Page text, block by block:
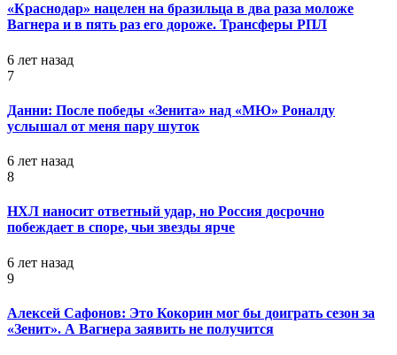
«Краснодар» нацелен на бразильца в два раза моложе
Вагнера и в пять раз его дороже. Трансферы РПЛ
6 лет назад
7
Данни: После победы «Зенита» над «МЮ» Роналду
услышал от меня пару шуток
6 лет назад
8
НХЛ наносит ответный удар, но Россия досрочно
побеждает в споре, чьи звезды ярче
6 лет назад
9
Алексей Сафонов: Это Кокорин мог бы доиграть сезон за
«Зенит». А Вагнера заявить не получится